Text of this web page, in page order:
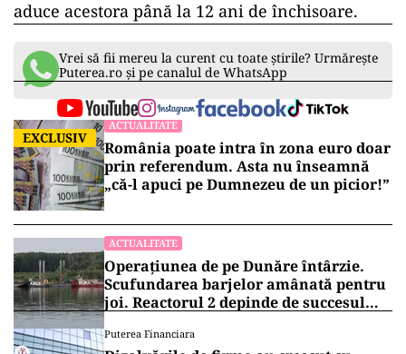
aduce acestora până la 12 ani de închisoare.
Vrei să fii mereu la curent cu toate știrile? Urmărește
Puterea.ro și pe canalul de WhatsApp
EXCLUSIV
ACTUALITATE
România poate intra în zona euro doar
prin referendum. Asta nu înseamnă
„că-l apuci pe Dumnezeu de un picior!”
ACTUALITATE
Operațiunea de pe Dunăre întârzie.
Scufundarea barjelor amânată pentru
joi. Reactorul 2 depinde de succesul
Puterea Financiara